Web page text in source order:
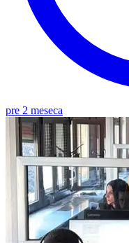
pre 2 meseca